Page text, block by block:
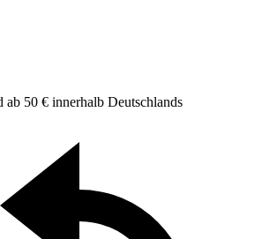
ab 50 € innerhalb Deutschlands